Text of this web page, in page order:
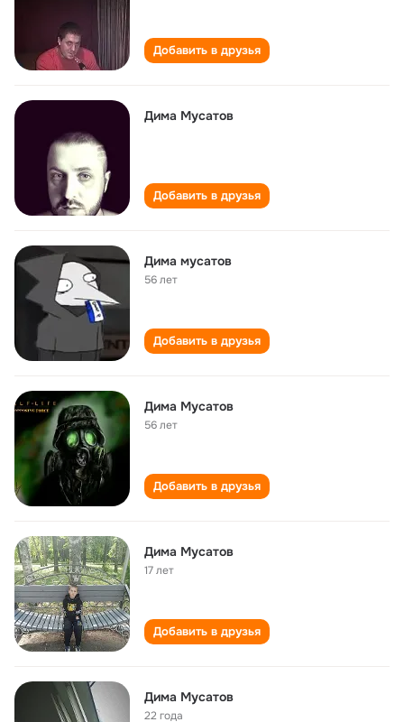
Добавить в друзья
Дима Мусатов
Добавить в друзья
Дима мусатов
56 лет
Добавить в друзья
Дима Мусатов
56 лет
Добавить в друзья
Дима Мусатов
17 лет
Добавить в друзья
Дима Мусатов
22 года